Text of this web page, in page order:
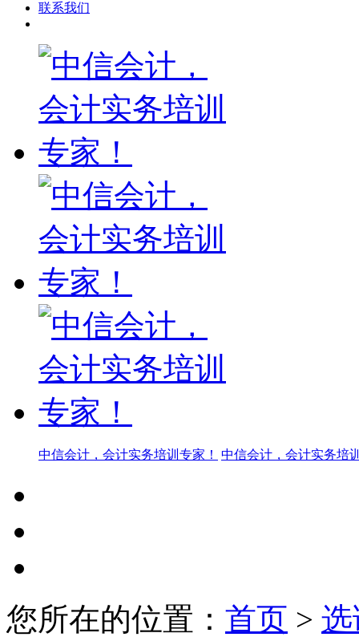
联系我们
中信会计，会计实务培训专家！ 中信会计，会计实务培
您所在的位置： 首页 >